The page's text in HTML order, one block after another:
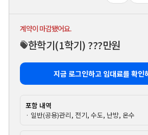
계약이 마감됐어요.
한학기(1학기) ???만원
지금 로그인하고 임대료를 확인
포함 내역
· 일반(공용)관리, 전기, 수도, 난방, 온수